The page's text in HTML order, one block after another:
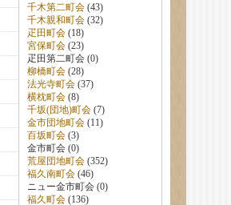
千木第二町会(43)
千木親和町会(32)
疋田町会(18)
宮保町会(23)
疋田第二町会 (0)
柳橋町会(28)
法光寺町会(37)
横枕町会(8)
千坂(団地)町会(7)
金市団地町会(11)
百坂町会(3)
金市町会 (0)
荒屋団地町会(352)
福久南町会(46)
ニュー金市町会 (0)
福久町会(136)